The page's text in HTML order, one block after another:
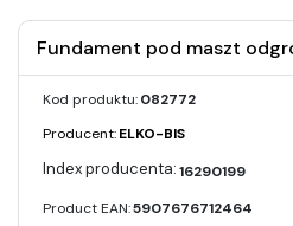
Fundament pod maszt
Kod produktu:082772
Producent:ELKO-BIS
16290199
Product EAN:5907676712464